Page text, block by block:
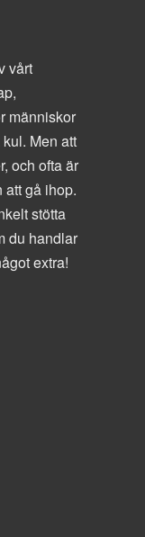
vårt
människor
Men att
och ofta är
att gå ihop.
stötta
du handlar
extra!